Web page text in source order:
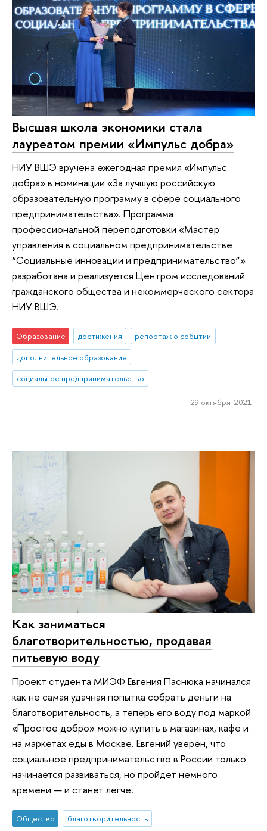
Высшая школа экономики стала
лауреатом премии «Импульс добра»
НИУ ВШЭ вручена ежегодная премия «Импульс
добра» в номинации «За лучшую российскую
образовательную программу в сфере социального
предпринимательства». Программа
профессиональной переподготовки «Мастер
управления в социальном предпринимательстве
“Социальные инновации и предпринимательство”»
разработана и реализуется Центром исследований
гражданского общества и некоммерческого сектора
НИУ ВШЭ.
Образование достижения
репортаж о событии
дополнительное образование
социальное предпринимательство
29 октября 2021
Как заниматься
благотворительностью, продавая
питьевую воду
Проект студента МИЭФ Евгения Паснюка начинался
как не самая удачная попытка собрать деньги на
благотворительность, а теперь его воду под маркой
«Простое добро» можно купить в магазинах, кафе и
на маркетах еды в Москве. Евгений уверен, что
социальное предпринимательство в России только
начинается развиваться, но пройдет немного
времени — и станет легче.
Общество
благотворительность